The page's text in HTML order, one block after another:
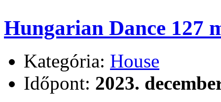
Hungarian Dance 127
Kategória: House
Időpont: 2023.